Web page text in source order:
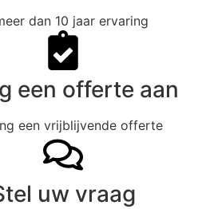
dan 10 jaar ervaring
een offerte aan
een vrijblijvende offerte
uw vraag